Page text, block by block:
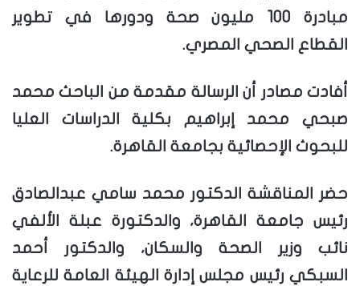
مبادرة 100 مليون صحة ودورها في تطوير
القطاع الصحي المصري.
أفادت مصادر أن الرسالة مقدمة من الباحث محمد
صبحي محمد إبراهيم بكلية الدراسات العليا
للبحوث الإحصائية بجامعة القاهرة.
حضر المناقشة الدكتور محمد سامي عبدالصادق
رئيس جامعة القاهرة، والدكتورة عبلة الألفي
نائب وزير الصحة والسكان، والدكتور أحمد
السبكي رئيس مجلس إدارة الهيئة العامة للرعاية